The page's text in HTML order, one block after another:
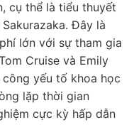
cụ thể là tiểu thuyết
Sakurazaka. Đây là
lớn với sự tham gia
Cruise và Emily
yếu tố khoa học
lặp thời gian
cực kỳ hấp dẫn